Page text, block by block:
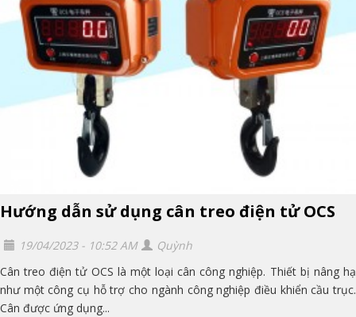
Hướng dẫn sử dụng cân treo điện tử OCS
19/04/2023 - 10:52 AM
Quỳnh
Cân treo điện tử OCS là một loại cân công nghiệp. Thiết bị nâng hạ
như một công cụ hỗ trợ cho ngành công nghiệp điều khiển cầu trục.
Cân được ứng dụng...